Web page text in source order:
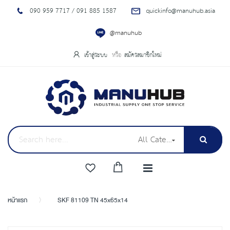
090 959 7717 / 091 885 1587
quickinfo@manuhub.asia
@manuhub
เข้าสู่ระบบ สมัครสมาชิกใหม่
All Categories
หน้าแรก SKF 81109 TN 45x65x14